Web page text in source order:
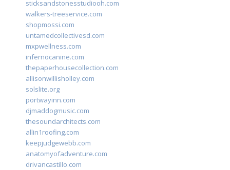
sticksandstonesstudiooh.com
walkers-treeservice.com
shopmossi.com
untamedcollectivesd.com
mxpwellness.com
infernocanine.com
thepaperhousecollection.com
allisonwillisholley.com
solslite.org
portwayinn.com
djmaddogmusic.com
thesoundarchitects.com
allin1roofing.com
keepjudgewebb.com
anatomyofadventure.com
drivancastillo.com